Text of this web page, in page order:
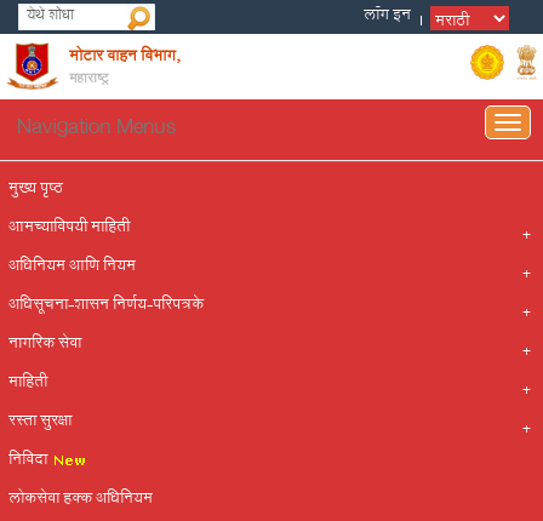
मोटार वाहन विभाग,
महाराष्ट्र
Navigation Menus
मुख्य पृष्ठ
आमच्याविषयी माहिती
अधिनियम आणि नियम
अधिसूचना-शासन निर्णय-परिपत्रके
नागरिक सेवा
माहिती
रस्ता सुरक्षा
निविदा
लोकसेवा हक्क अधिनियम